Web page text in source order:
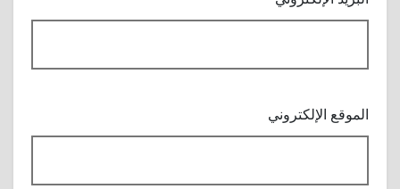
الموقع الإلكتروني